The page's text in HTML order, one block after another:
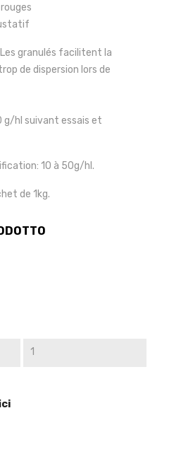
granulés facilitent la
de dispersion lors de
g/hl suivant essais et
10 à 50g/hl.
de 1kg.
1